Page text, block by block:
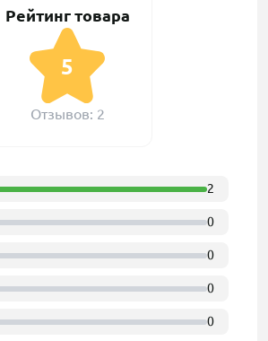
Рейтинг товара
5
Отзывов: 2
2
0
0
0
0